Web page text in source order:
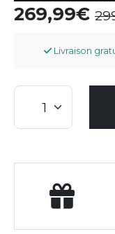
269,99
Livraison